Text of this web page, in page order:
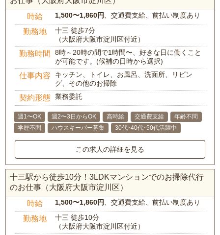
時給 1,500〜1,860円、交通費支給、前払い制度あり
勤務地
十三 徒歩7分
（大阪府大阪市淀川区付近）
勤務時間
8時～20時の間で1時間〜、好きな日に働くこと
が可能です。(候補の日時から選択)
仕事内容
キッチン、トイレ、お風呂、洗面所、リビン
グ、その他のお掃除
契約形態 業務委託
週1〜OK 週2〜3日からOK 高時給 交通費支給
年齢不問
学歴不問
ハウスキーパー募集 30代･40代･50代活躍中
この求人の詳細を見る
十三駅から徒歩10分！3LDKマンションでのお掃除代行
のお仕事（大阪府大阪市淀川区）
時給 1,500〜1,860円、交通費支給、前払い制度あり
勤務地
十三 徒歩10分
（大阪府大阪市淀川区付近）